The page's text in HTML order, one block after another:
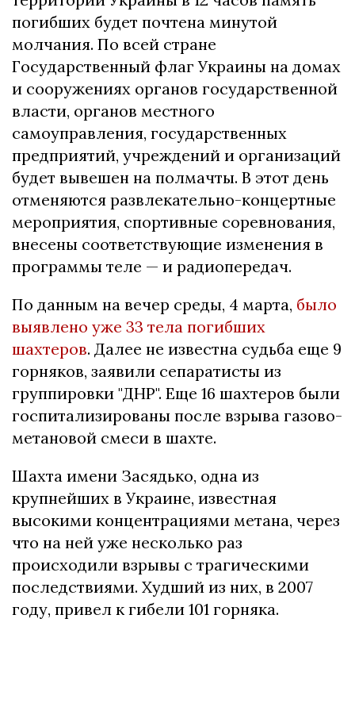
погибших будет почтена минутой
молчания. По всей стране
Государственный флаг Украины на домах
и сооружениях органов государственной
власти, органов местного
самоуправления, государственных
предприятий, учреждений и организаций
будет вывешен на полмачты. В этот день
отменяются развлекательно-концертные
мероприятия, спортивные соревнования,
внесены соответствующие изменения в
программы теле — и радиопередач.
По данным на вечер среды, 4 марта, было
выявлено уже 33 тела погибших
шахтеров. Далее не известна судьба еще 9
горняков, заявили сепаратисты из
группировки "ДНР". Еще 16 шахтеров были
госпитализированы после взрыва газово-
метановой смеси в шахте.
Шахта имени Засядько, одна из
крупнейших в Украине, известная
высокими концентрациями метана, через
что на ней уже несколько раз
происходили взрывы с трагическими
последствиями. Худший из них, в 2007
году, привел к гибели 101 горняка.